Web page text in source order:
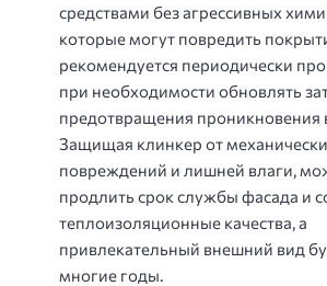
средствами без агрессивных
которые могут повредить
рекомендуется периодически
при необходимости обновлять
предотвращения проникновения
Защищая клинкер от
повреждений и лишней влаги,
продлить срок службы фасада и
теплоизоляционные качества, а
привлекательный внешний вид
многие годы.